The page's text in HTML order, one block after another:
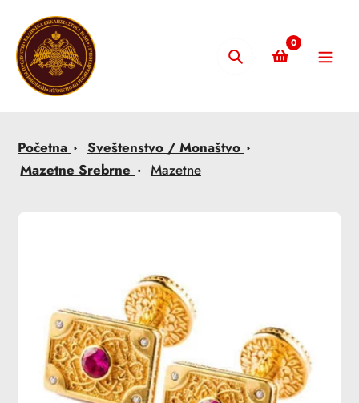
content
Pretraži
0
Početna
Sveštenstvo / Monaštvo
Mazetne Srebrne
Mazetne